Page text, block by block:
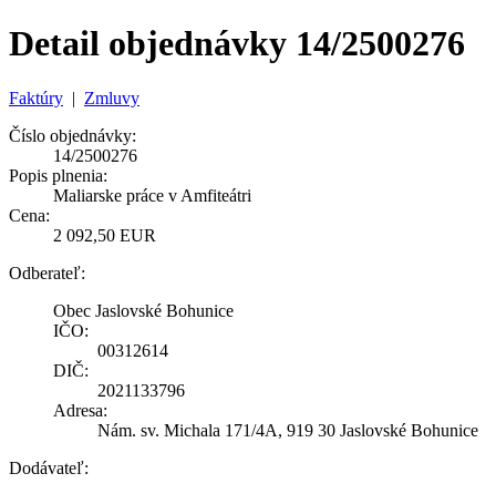
Detail objednávky 14/2500276
Faktúry | Zmluvy
Číslo objednávky:
14/2500276
Popis plnenia:
Maliarske práce v Amfiteátri
Cena:
2 092,50 EUR
Odberateľ:
Obec Jaslovské Bohunice
IČO:
00312614
DIČ:
2021133796
Adresa:
Nám. sv. Michala 171/4A, 919 30 Jaslovské Bohunice
Dodávateľ: